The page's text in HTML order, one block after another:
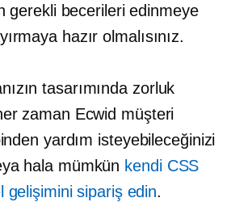
gerekli becerileri edinmeye
hazır olmalısınız.
tasarımında zorluk
zaman Ecwid müşteri
yardım isteyebileceğinizi
hala mümkün kendi CSS
gelişimini sipariş edin.